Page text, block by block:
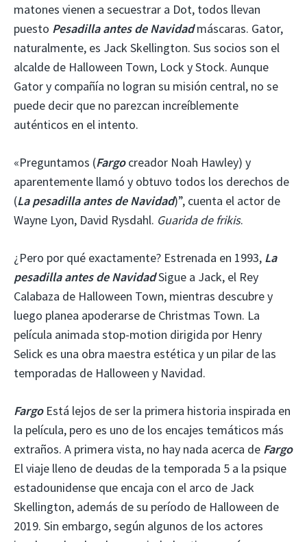
matones vienen a secuestrar a Dot, todos llevan
puesto Pesadilla antes de Navidadmáscaras. Gator,
naturalmente, es Jack Skellington. Sus socios son el
alcalde de Halloween Town, Lock y Stock. Aunque
Gator y compañía no logran su misión central, no se
puede decir que no parezcan increíblemente
auténticos en el intento.
«Preguntamos (Fargocreador Noah Hawley) y
aparentemente llamó y obtuvo todos los derechos de
(La pesadilla antes de Navidad)”, cuenta el actor de
Wayne Lyon, David Rysdahl. Guarida de frikis.
¿Pero por qué exactamente? Estrenada en 1993, La
pesadilla antes de NavidadSigue a Jack, el Rey
Calabaza de Halloween Town, mientras descubre y
luego planea apoderarse de Christmas Town. La
película animada stop-motion dirigida por Henry
Selick es una obra maestra estética y un pilar de las
temporadas de Halloween y Navidad.
Fargo Está lejos de ser la primera historia inspirada en
la película, pero es uno de los encajes temáticos más
extraños. A primera vista, no hay nada acerca de Fargo
El viaje lleno de deudas de la temporada 5 a la psique
estadounidense que encaja con el arco de Jack
Skellington, además de su período de Halloween de
2019. Sin embargo, según algunos de los actores